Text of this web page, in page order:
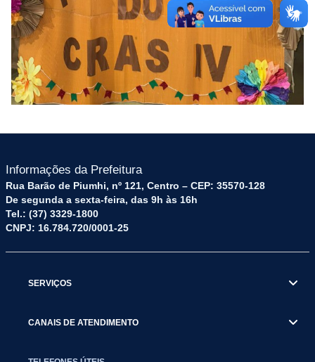
Informações da Prefeitura
Rua Barão de Piumhi, nº 121, Centro – CEP: 35570-128
De segunda a sexta-feira, das 9h às 16h
Tel.: (37) 3329-1800
CNPJ: 16.784.720/0001-25
SERVIÇOS
CANAIS DE ATENDIMENTO